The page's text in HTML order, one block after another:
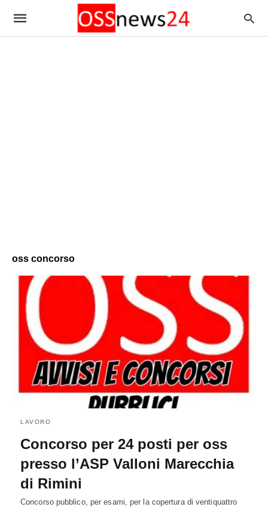
oss concorso
LAVORO
Concorso per 24 posti per oss
presso l’ASP Valloni Marecchia
di Rimini
Concorso pubblico, per esami, per la copertura di ventiquattro